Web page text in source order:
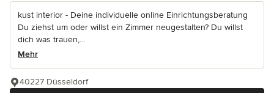
kust interior - Deine individuelle online Einrichtungsberatung
Du ziehst um oder willst ein Zimmer neugestalten? Du willst
dich was trauen,...
Mehr
40227 Düsseldorf